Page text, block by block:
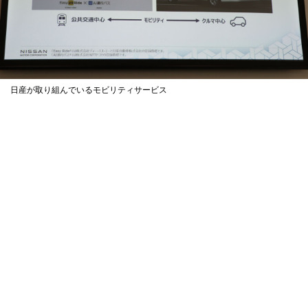
日産が取り組んでいるモビリティサービス